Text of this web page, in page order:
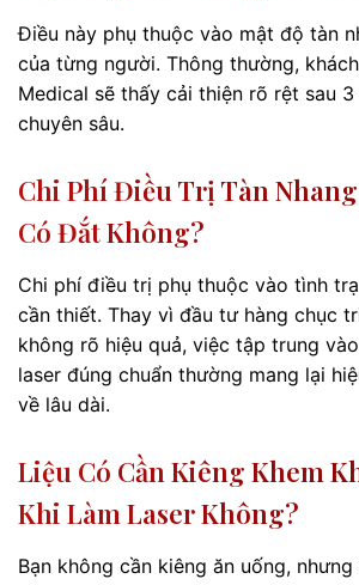
Điều này phụ thuộc vào mật độ tàn
của từng người. Thông thường,
Medical sẽ thấy cải thiện rõ rệt sau
chuyên sâu.
Chi Phí Điều Trị Tàn
Có Đắt Không?
Chi phí điều trị phụ thuộc vào tình
cần thiết. Thay vì đầu tư hàng chục
không rõ hiệu quả, việc tập trung
laser đúng chuẩn thường mang lại
về lâu dài.
Liệu Có Cần Kiêng Khem
Khi Làm Laser Không?
Bạn không cần kiêng ăn uống,